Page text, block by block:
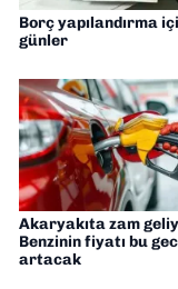
Borç yapılandırma
günler
Akaryakıta zam
Benzinin fiyatı bu
artacak